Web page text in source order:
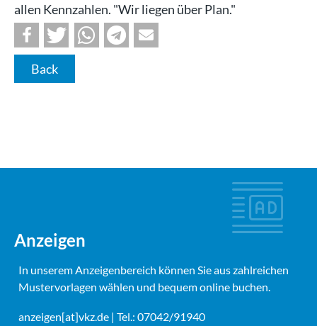
allen Kennzahlen. "Wir liegen über Plan."
Back
Anzeigen
In unserem Anzeigenbereich können Sie aus zahlreichen
Mustervorlagen wählen und bequem online buchen.
anzeigen[at]vkz.de | Tel.: 07042/91940